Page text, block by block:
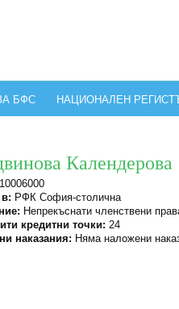
БФС НАЦИОНАЛЕН
Календерова
РФК София-столична
Непрекъснати членствени
кредитни точки: 24
наказания: Няма наложени